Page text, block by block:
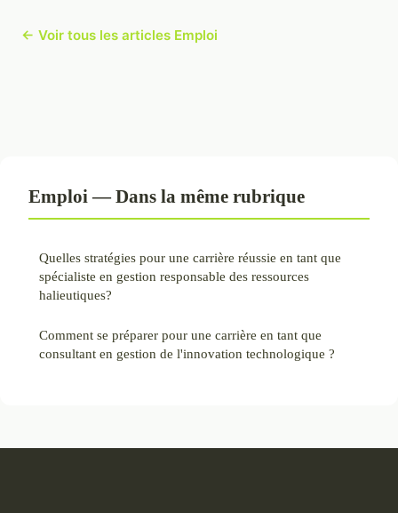
← Voir tous les articles Emploi
Emploi — Dans la même rubrique
Quelles stratégies pour une carrière réussie en tant que
spécialiste en gestion responsable des ressources
halieutiques?
Comment se préparer pour une carrière en tant que
consultant en gestion de l'innovation technologique ?